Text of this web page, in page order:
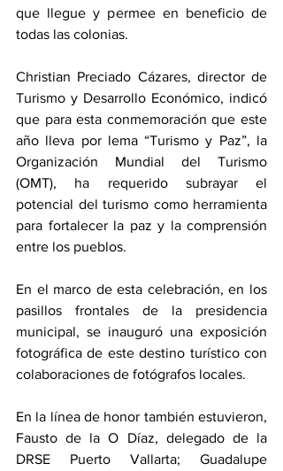
que llegue y permee en beneficio de
todas las colonias.
Christian Preciado Cázares, director de
Turismo y Desarrollo Económico, indicó
que para esta conmemoración que este
año lleva por lema “Turismo y Paz”, la
Organización Mundial del Turismo
(OMT), ha requerido subrayar el
potencial del turismo como herramienta
para fortalecer la paz y la comprensión
entre los pueblos.
En el marco de esta celebración, en los
pasillos frontales de la presidencia
municipal, se inauguró una exposición
fotográfica de este destino turístico con
colaboraciones de fotógrafos locales.
En la línea de honor también estuvieron,
Fausto de la O Díaz, delegado de la
DRSE Puerto Vallarta; Guadalupe